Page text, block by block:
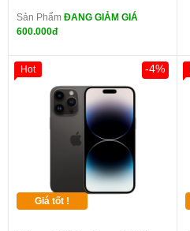
Sản Phẩm ĐANG GIẢM GIÁ
600.000đ
Giá tốt !
-4%
Hot